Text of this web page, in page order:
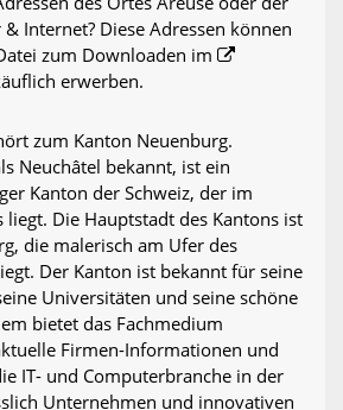
Internet? Diese Adressen können
zum Downloaden im
erwerben.
zum Kanton Neuenburg.
Neuchâtel bekannt, ist ein
Kanton der Schweiz, der im
liegt. Die Hauptstadt des Kantons ist
die malerisch am Ufer des
Der Kanton ist bekannt für seine
Universitäten und seine schöne
bietet das Fachmedium
Firmen-Informationen und
IT- und Computerbranche in der
Unternehmen und innovativen